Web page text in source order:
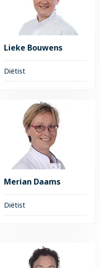
Lieke Bouwens
Diëtist
Bouwens
Merian Daams
Diëtist